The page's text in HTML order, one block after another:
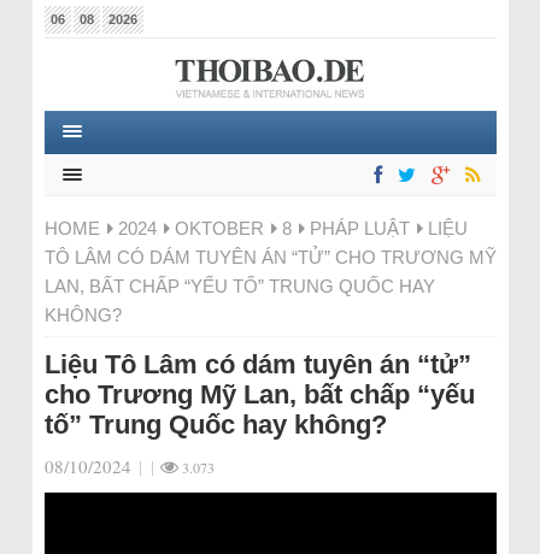
06 08 2026
HOME 2024 OKTOBER 8 PHÁP LUẬT
LIỆU
TÔ LÂM CÓ DÁM TUYÊN ÁN “TỬ” CHO TRƯƠNG MỸ
LAN, BẤT CHẤP “YẾU TỐ” TRUNG QUỐC HAY
KHÔNG?
Liệu Tô Lâm có dám tuyên án “tử”
cho Trương Mỹ Lan, bất chấp “yếu
tố” Trung Quốc hay không?
08/10/2024 | | 3.073